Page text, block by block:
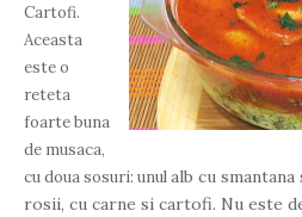
Cartofi.
Aceasta
este o
reteta
foarte buna
de musaca,
cu doua sosuri: unulalb cu
rosii, cu carne si cartofi. Nu este